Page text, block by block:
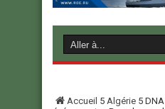
Accueil 5 Algérie 5